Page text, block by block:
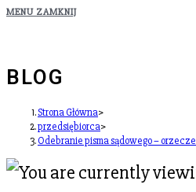
MENU ZAMKNIJ
BLOG
Strona Główna>
przedsiębiorca>
Odebranie pisma sądowego –